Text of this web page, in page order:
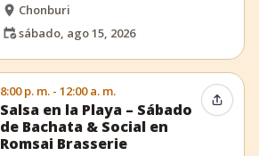
Chonburi
sábado, ago 15, 2026
8:00 p. m. - 12:00 a. m.
Salsa en la Playa – Sábado
de Bachata & Social en
Romsai Brasserie